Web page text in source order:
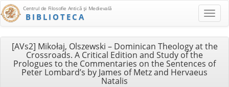
Centrul de Filosofie Antică şi Medievală
BIBLIOTECA
[AVs2] Mikołaj, Olszewski – Dominican Theology at the
Crossroads. A Critical Edition and Study of the
Prologues to the Commentaries on the Sentences of
Peter Lombard’s by James of Metz and Hervaeus
Natalis